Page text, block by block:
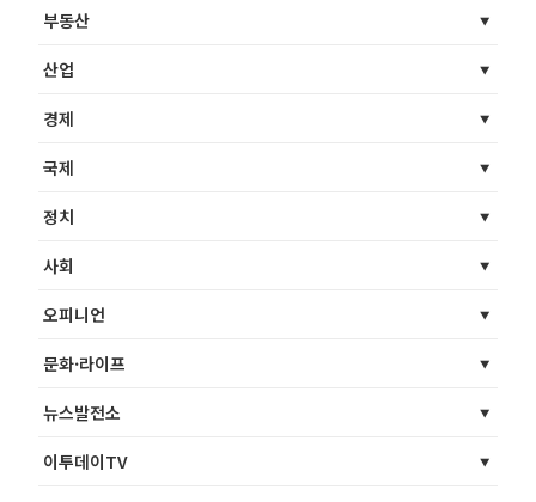
부동산
산업
경제
국제
정치
사회
오피니언
문화·라이프
뉴스발전소
이투데이TV